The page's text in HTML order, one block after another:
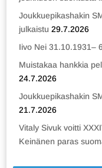
Joukkuepikashakin
julkaistu 29.7.2026
Iivo Nei 31.10.1931–
Muistakaa hankkia
24.7.2026
Joukkuepikashakin
21.7.2026
Vitaly Sivuk voitti
Keinänen paras